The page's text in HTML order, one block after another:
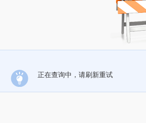
正在查询中，请刷新重试